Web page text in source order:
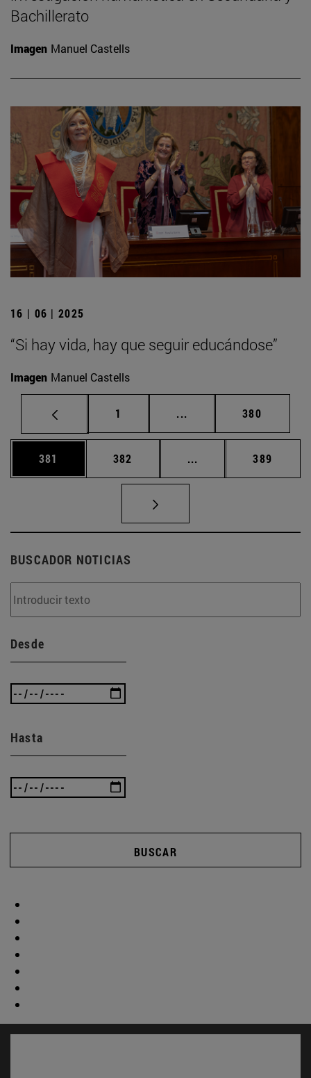
Bachillerato
Imagen Manuel Castells
16 | 06 | 2025
“Si hay vida, hay que seguir educándose”
Imagen Manuel Castells
Página
1 ... Páginas intermedias
Página
380
Página
381 Página
382 ... Páginas intermedias
Página
389
BUSCADOR NOTICIAS
Desde
Hasta
BUSCAR